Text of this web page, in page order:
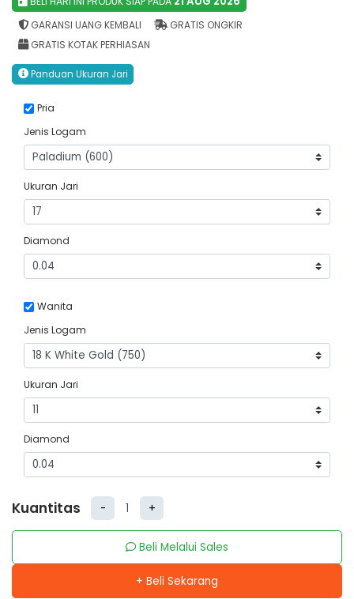
GARANSI UANG KEMBALI
GRATIS ONGKIR
GRATIS KOTAK PERHIASAN
Panduan Ukuran Jari
Pria
Jenis Logam
Ukuran Jari
Diamond
Wanita
Jenis Logam
Ukuran Jari
Diamond
Kuantitas - +
Beli Melalui Sales
+ Beli Sekarang